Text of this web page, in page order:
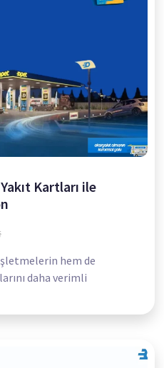
Kartları ile
hem de
daha verimli